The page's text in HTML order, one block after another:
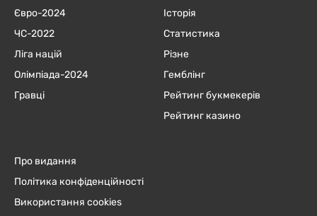
Євро-2024
ЧC-2022
Ліга націй
Олімпіада-2024
Гравці
Історія
Статистика
Різне
Гемблінг
Рейтинг букмекерів
Рейтинг казино
Про видання
Політика конфіденційності
Використання cookies